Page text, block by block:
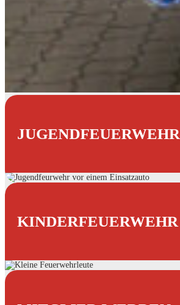
JUGENDFEUERWEHR
KINDERFEUERWEHR